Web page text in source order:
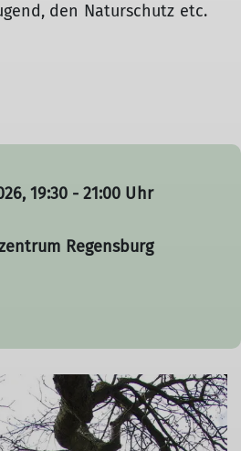
den Naturschutz etc.
19:30 - 21:00 Uhr
Regensburg